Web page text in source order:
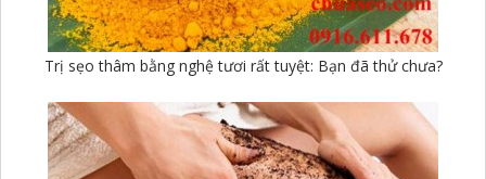
Trị sẹo thâm bằng nghệ tươi rất tuyệt: Bạn đã thử chưa?